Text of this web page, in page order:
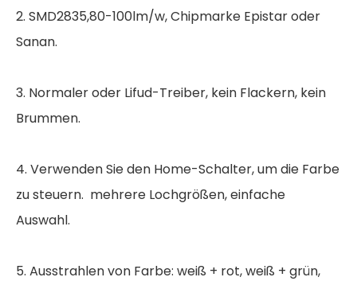
2. SMD2835,80-100lm/w, Chipmarke Epistar oder
Sanan.
3. Normaler oder Lifud-Treiber, kein Flackern, kein
Brummen.
4. Verwenden Sie den Home-Schalter, um die Farbe
zu steuern. mehrere Lochgrößen, einfache
Auswahl.
5. Ausstrahlen von Farbe: weiß + rot, weiß + grün,